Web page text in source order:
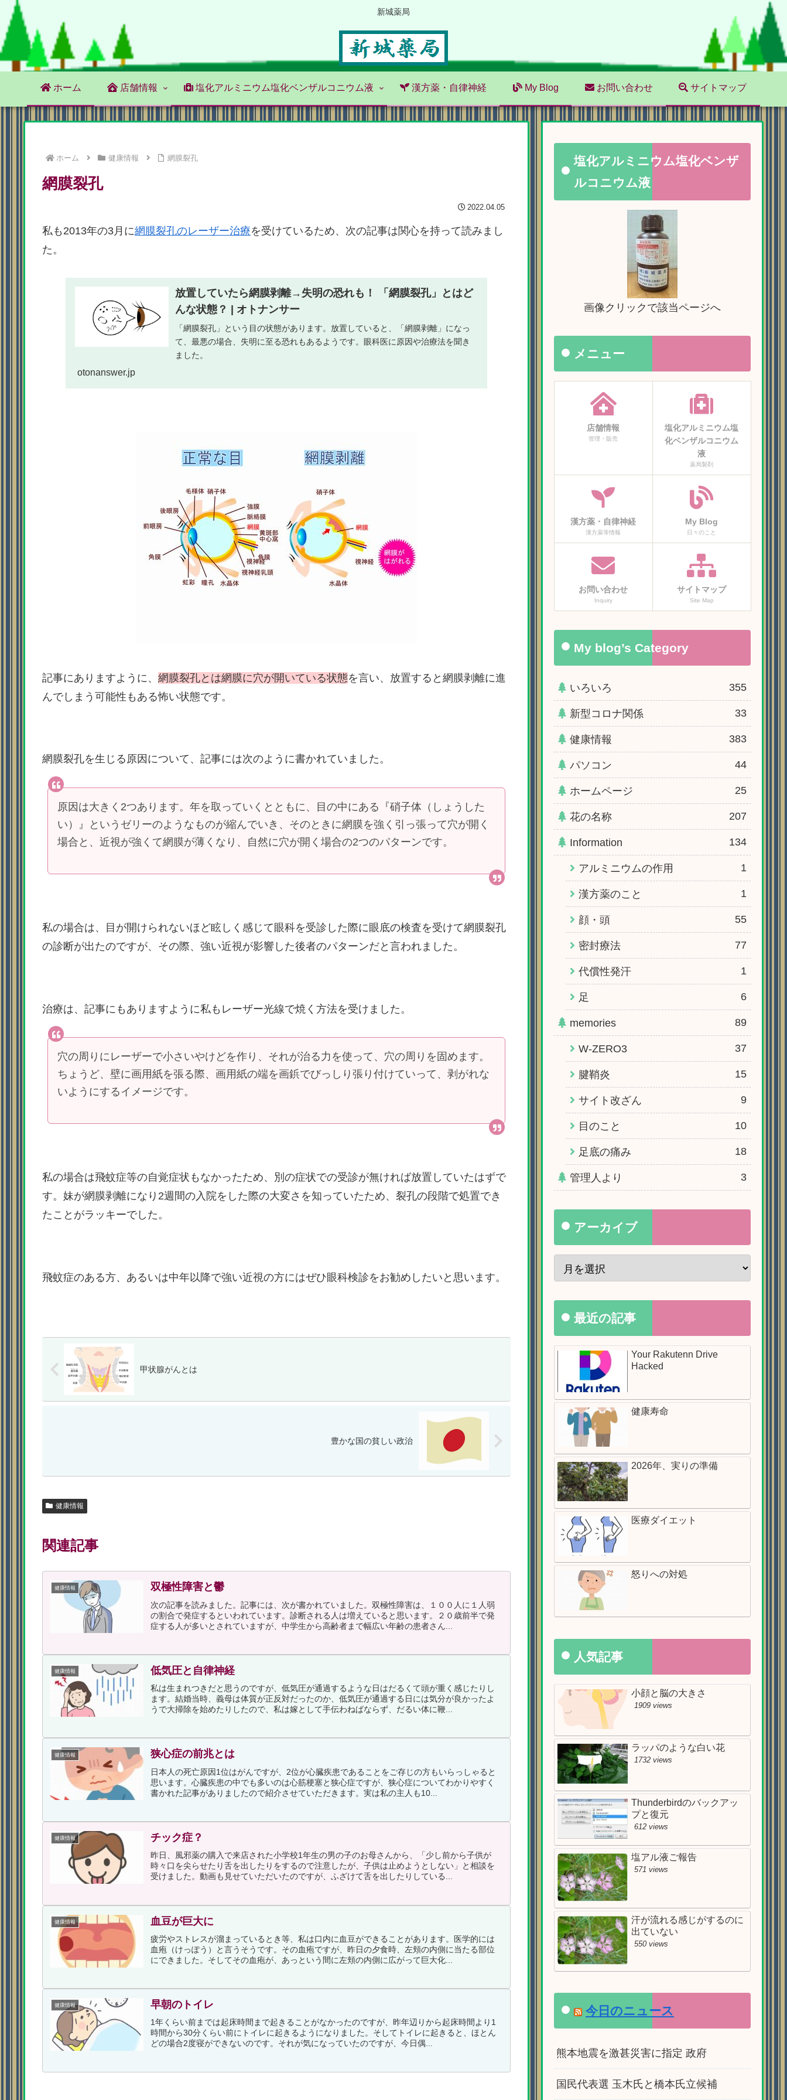
新城薬局
ホーム 店舗情報 塩化アルミニウム塩化ベンザルコニウム液 漢方薬・自律神経 My Blog お問い合わせ サイトマップ
ホーム 健康情報 網膜裂孔
網膜裂孔
2022.04.05
私も2013年の3月に網膜裂孔のレーザー治療を受けているため、次の記事は関心を持って読みまし
た。
放置していたら網膜剥離→失明の恐れも！ 「網膜裂孔」とはど
んな状態？ | オトナンサー
「網膜裂孔」という目の状態があります。放置していると、「網膜剥離」になっ
て、最悪の場合、失明に至る恐れもあるようです。眼科医に原因や治療法を聞き
ました。
otonanswer.jp
記事にありますように、 網膜裂孔とは網膜に穴が開いている状態を言い、放置すると網膜剥離に進
んでしまう可能性もある怖い状態です。
網膜裂孔を生じる原因について、記事には次のように書かれていました。
原因は大きく2つあります。年を取っていくとともに、目の中にある『硝子体（しょうした
い）』というゼリーのようなものが縮んでいき、そのときに網膜を強く引っ張って穴が開く
場合と、近視が強くて網膜が薄くなり、自然に穴が開く場合の2つのパターンです。
私の場合は、目が開けられないほど眩しく感じて眼科を受診した際に眼底の検査を受けて網膜裂孔
の診断が出たのですが、その際、強い近視が影響した後者のパターンだと言われました。
治療は、記事にもありますように私もレーザー光線で焼く方法を受けました。
穴の周りにレーザーで小さいやけどを作り、それが治る力を使って、穴の周りを固めます。
ちょうど、壁に画用紙を張る際、画用紙の端を画鋲でびっしり張り付けていって、剥がれな
いようにするイメージです。
私の場合は飛蚊症等の自覚症状もなかったため、別の症状での受診が無ければ放置していたはずで
す。妹が網膜剥離になり2週間の入院をした際の大変さを知っていたため、裂孔の段階で処置でき
たことがラッキーでした。
飛蚊症のある方、あるいは中年以降で強い近視の方にはぜひ眼科検診をお勧めしたいと思います。
甲状腺がんとは
豊かな国の貧しい政治
健康情報
関連記事
健康情報 双極性障害と鬱
次の記事を読みました。記事には、次が書かれていました。双極性障害は、１００人に１人弱
の割合で発症するといわれています。診断される人は増えていると思います。２０歳前半で発
症する人が多いとされていますが、中学生から高齢者まで幅広い年齢の患者さん...
健康情報 低気圧と自律神経
私は生まれつきだと思うのですが、低気圧が通過するような日はだるくて頭が重く感じたりし
ます。結婚当時、義母は体質が正反対だったのか、低気圧が通過する日には気分が良かったよ
うで大掃除を始めたりしたので、私は嫁として手伝わねばならず、だるい体に鞭...
健康情報 狭心症の前兆とは
日本人の死亡原因1位はがんですが、2位が心臓疾患であることをご存じの方もいらっしゃると
思います。心臓疾患の中でも多いのは心筋梗塞と狭心症ですが、狭心症についてわかりやすく
書かれた記事がありましたので紹介させていただきます。実は私の主人も10...
健康情報 チック症？
昨日、風邪薬の購入で来店された小学校1年生の男の子のお母さんから、「少し前から子供が
時々口を尖らせたり舌を出したりをするので注意したが、子供は止めようとしない」と相談を
受けました。動画も見せていただいたのですが、ふざけて舌を出したりしている...
健康情報 血豆が巨大に
疲労やストレスが溜まっているとき等、私は口内に血豆ができることがあります。医学的には
血疱（けっぽう）と言うそうです。その血疱ですが、昨日の夕食時、左頬の内側に当たる部位
にできました。そしてその血疱が、あっという間に左頬の内側に広がって巨大化...
健康情報 早朝のトイレ
1年くらい前までは起床時間まで起きることがなかったのですが、昨年辺りから起床時間より1
時間から30分くらい前にトイレに起きるようになりました。そしてトイレに起きると、ほとん
どの場合2度寝ができないのです。それが気になっていたのですが、今日偶...
塩化アルミニウム塩化ベンザ
ルコニウム液
画像クリックで該当ページへ
メニュー
店舗情報
管理・販売
塩化アルミニウム塩
化ベンザルコニウム
液
薬局製剤
漢方薬・自律神経
漢方薬等情報
My Blog
日々のこと
お問い合わせ
Inquiry
サイトマップ
Site Map
My blog’s Category
いろいろ 355
新型コロナ関係 33
健康情報 383
パソコン 44
ホームページ 25
花の名称 207
Information 134
アルミニウムの作用 1
漢方薬のこと 1
顔・頭 55
密封療法 77
代償性発汗 1
足 6
memories 89
W-ZERO3 37
腱鞘炎 15
サイト改ざん 9
目のこと 10
足底の痛み 18
管理人より 3
アーカイブ
最近の記事
Your Rakutenn Drive
Hacked
健康寿命
2026年、実りの準備
医療ダイエット
怒りへの対処
人気記事
小顔と脳の大きさ
1909 views
ラッパのような白い花
1732 views
Thunderbirdのバックアッ
プと復元
612 views
塩アル液ご報告
571 views
汗が流れる感じがするのに
出ていない
550 views
今日のニュース
熊本地震を激甚災害に指定 政府
国民代表選 玉木氏と橋本氏立候補